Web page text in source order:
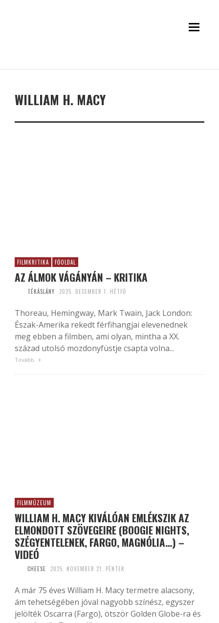
WILLIAM H. MACY
FILMKRITIKA FŐOLDAL
AZ ÁLMOK VÁGÁNYÁN – KRITIKA
TÉKÁSLÁNY 2025. DECEMBER 1. HÉTFŐ
Thoreau, Hemingway, Mark Twain, Jack London:
Észak-Amerika rekedt férfihangjai elevenednek
meg ebben a filmben, ami olyan, mintha a XX.
század utolsó mozdonyfüstje csapta volna...
Tovább
FILMMÚZEUM
WILLIAM H. MACY KIVÁLÓAN EMLÉKSZIK AZ
ELMONDOTT SZÖVEGEIRE (BOOGIE NIGHTS,
SZÉGYENTELENEK, FARGO, MAGNÓLIA…) –
VIDEÓ
CHEESE 2025. NOVEMBER 21. PÉNTEK
A már 75 éves William H. Macy termetre alacsony,
ám tehetségében jóval nagyobb színész, egyszer
jelölték Oscarra (Fargo), ötször Golden Globe-ra és